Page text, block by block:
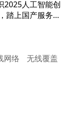
2025人工智能创
踏上国产服务器
网络
无线覆盖